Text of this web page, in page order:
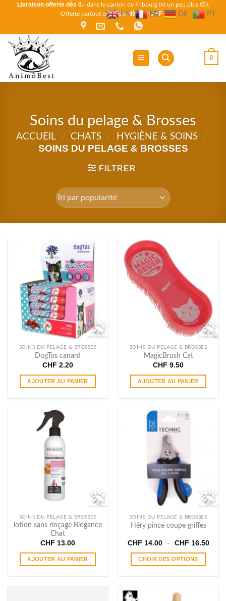
PasserLivraison offerte dès 0.-dans le canton de Fribourg (et un peu plus 😊).
Offerte partout en Suissedès 80 CHF !
0
Soins du pelage & Brosses
ACCUEIL / CHATS / HYGIÈNE & SOINS /
SOINS DU PELAGE & BROSSES
FILTRER
SOINS DU PELAGE & BROSSES
DogTos canard
CHF 2.20
AJOUTER AU PANIER
SOINS DU PELAGE & BROSSES
MagicBrush Cat
CHF 9.50
AJOUTER AU PANIER
SOINS DU PELAGE & BROSSES
lotion sans rinçage Biogance
Chat
CHF 13.00
AJOUTER AU PANIER
SOINS DU PELAGE & BROSSES
Héry pince coupe griffes
CHF 14.00 – CHF 16.50Plage
CHF
CHOIX DES OPTIONS
EN FR DE PT